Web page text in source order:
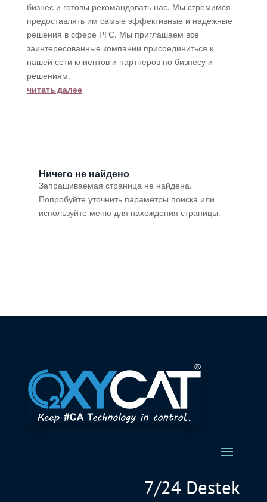
бизнес и готовы рекомандовать нас. Мы стремимся
предоставлять им самые эффективные и надежные
решения в сфере РГС. Мы приглашаем все
заинтересованные компании присоединиться к
нашей сети клиентов и партнеров по бизнесу и
решениям.
читать далее
Ничего не найдено
Запрашиваемая страница не найдена.
Попробуйте уточнить параметры поиска или
используйте меню для нахождения страницы.
7/24 Destek